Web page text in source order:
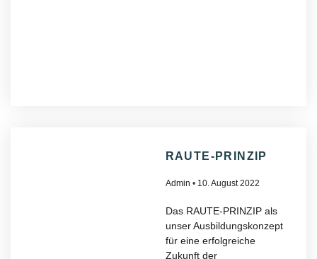
RAUTE-PRINZIP
Admin 10. August 2022
Das RAUTE-PRINZIP als
unser Ausbildungskonzept
für eine erfolgreiche
Zukunft der